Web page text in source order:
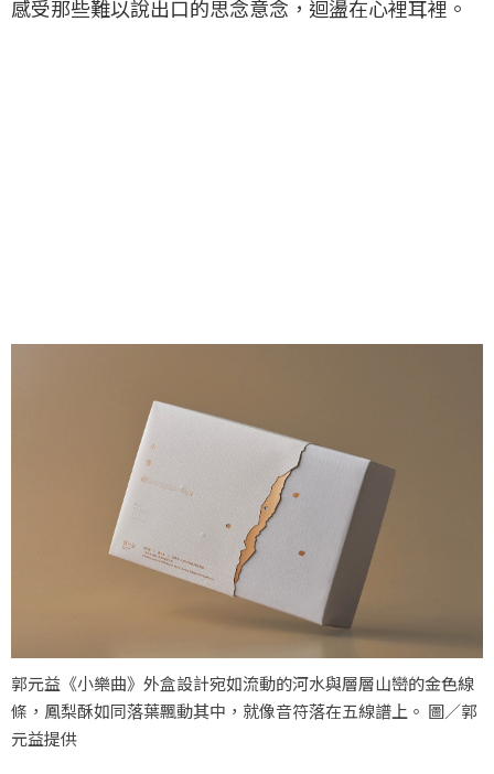
感受那些難以說出口的思念意念，迴盪在心裡耳裡。
郭元益《小樂曲》外盒設計宛如流動的河水與層層山巒的金色線
條，鳳梨酥如同落葉飄動其中，就像音符落在五線譜上。 圖／郭
元益提供